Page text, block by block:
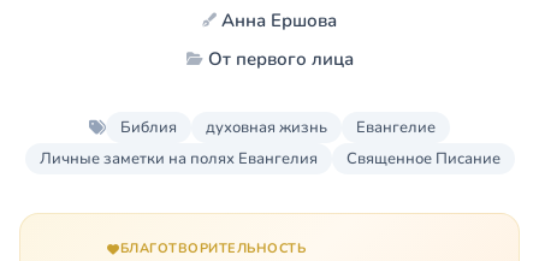
Анна Ершова
От первого лица
Библия духовная жизнь
Евангелие
Личные заметки на полях Евангелия
Священное Писание
БЛАГОТВОРИТЕЛЬНОСТЬ